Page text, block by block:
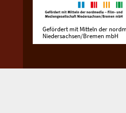
Gefördert mit Mitteln der
Niedersachsen/Bremen mbH